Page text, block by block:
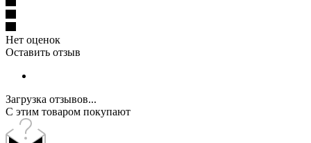
Нет оценок
Оставить отзыв
Загрузка отзывов...
С этим товаром покупают